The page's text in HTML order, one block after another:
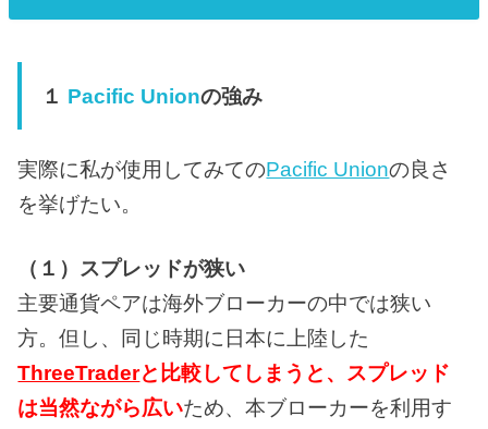
１ Pacific Unionの強み
実際に私が使用してみてのPacific Unionの良さ
を挙げたい。
（１）スプレッドが狭い
主要通貨ペアは海外ブローカーの中では狭い
方。但し、同じ時期に日本に上陸した
ThreeTraderと比較してしまうと、スプレッド
は当然ながら広いため、本ブローカーを利用す